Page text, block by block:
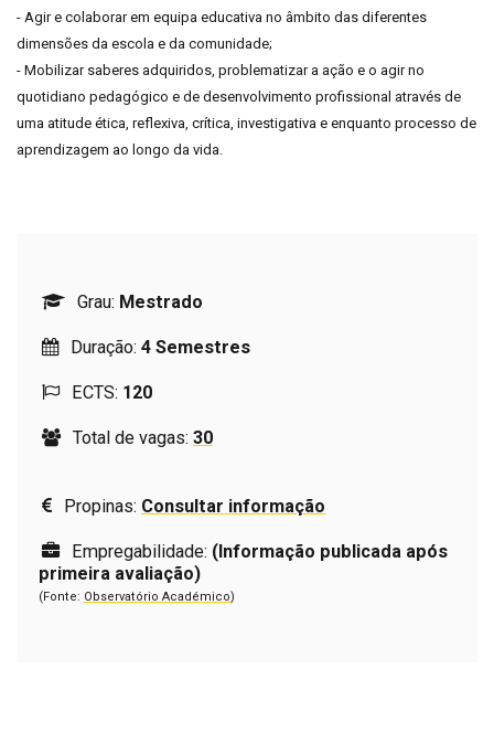
- Agir e colaborar em equipa educativa no âmbito das diferentes
dimensões da escola e da comunidade;
- Mobilizar saberes adquiridos, problematizar a ação e o agir no
quotidiano pedagógico e de desenvolvimento profissional através de
uma atitude ética, reflexiva, crítica, investigativa e enquanto processo de
aprendizagem ao longo da vida.
Grau: Mestrado
Duração: 4 Semestres
ECTS: 120
Total de vagas: 30
Propinas: Consultar informação
Empregabilidade: (Informação publicada após
primeira avaliação)
(Fonte: Observatório Académico)